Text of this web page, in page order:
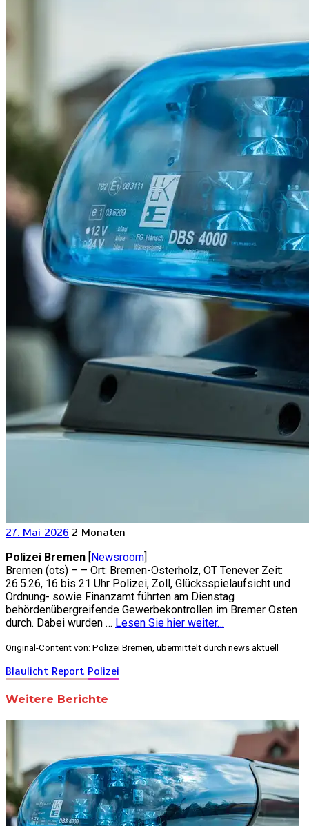
27. Mai 2026 2 Monaten
Polizei Bremen [Newsroom]
Bremen (ots) – – Ort: Bremen-Osterholz, OT Tenever Zeit:
26.5.26, 16 bis 21 Uhr Polizei, Zoll, Glücksspielaufsicht und
Ordnung- sowie Finanzamt führten am Dienstag
behördenübergreifende Gewerbekontrollen im Bremer Osten
durch. Dabei wurden … Lesen Sie hier weiter…
Original-Content von: Polizei Bremen, übermittelt durch news aktuell
Blaulicht Report Polizei
Weitere Berichte